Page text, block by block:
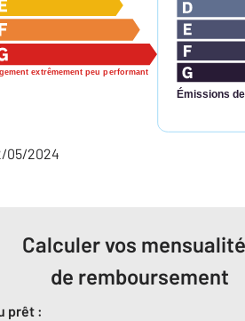
extrêmement peu performant
Émissions
05/2024
Calculer vos
de remboursement
prêt :